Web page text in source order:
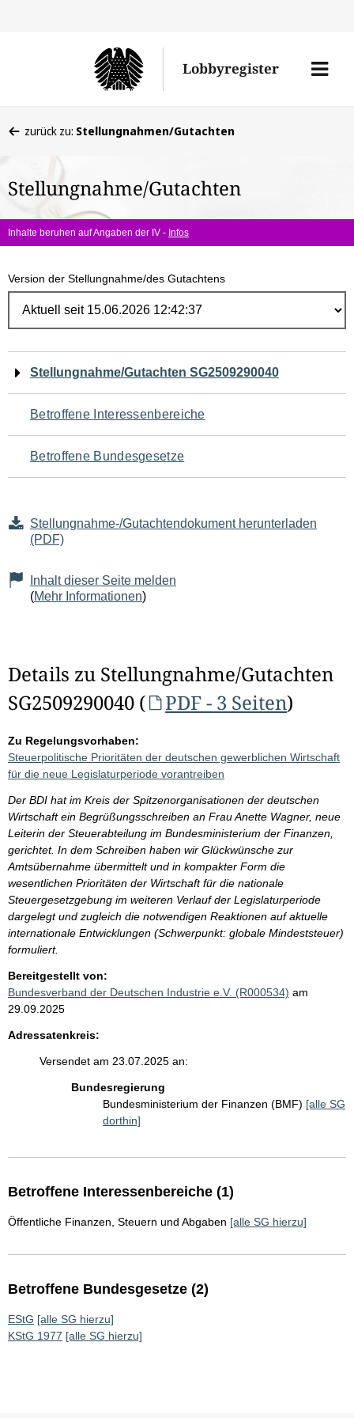
Lobbyregister
Menü
befinden
hier:
zurück zu: Stellungnahmen/Gutachten
Stellungnahme/Gutachten
Inhalte beruhen auf Angaben der IV - Infos
Version der Stellungnahme/des Gutachtens
Navigation
für
den
Seiteninhalt
Stellungnahme/Gutachten SG2509290040
Betroffene Interessenbereiche
Betroffene Bundesgesetze
Stellungnahme-/Gutachtendokument herunterladen
(PDF)
Inhalt dieser Seite melden
(Mehr Informationen)
Details zu Stellungnahme/Gutachten
SG2509290040 (
PDF - 3 Seiten)
Zu Regelungsvorhaben:
Steuerpolitische Prioritäten der deutschen gewerblichen Wirtschaft
für die neue Legislaturperiode vorantreiben
Der BDI hat im Kreis der Spitzenorganisationen der deutschen
Wirtschaft ein Begrüßungsschreiben an Frau Anette Wagner, neue
Leiterin der Steuerabteilung im Bundesministerium der Finanzen,
gerichtet. In dem Schreiben haben wir Glückwünsche zur
Amtsübernahme übermittelt und in kompakter Form die
wesentlichen Prioritäten der Wirtschaft für die nationale
Steuergesetzgebung im weiteren Verlauf der Legislaturperiode
dargelegt und zugleich die notwendigen Reaktionen auf aktuelle
internationale Entwicklungen (Schwerpunkt: globale Mindeststeuer)
formuliert.
Bereitgestellt von:
Bundesverband der Deutschen Industrie e.V. (R000534) am
29.09.2025
Adressatenkreis:
Versendet am 23.07.2025 an:
Bundesregierung
Bundesministerium der Finanzen (BMF) [alle SG
dorthin]
Betroffene Interessenbereiche (1)
Öffentliche Finanzen, Steuern und Abgaben [alle SG hierzu]
Betroffene Bundesgesetze (2)
EStG [alle SG hierzu]
KStG 1977 [alle SG hierzu]